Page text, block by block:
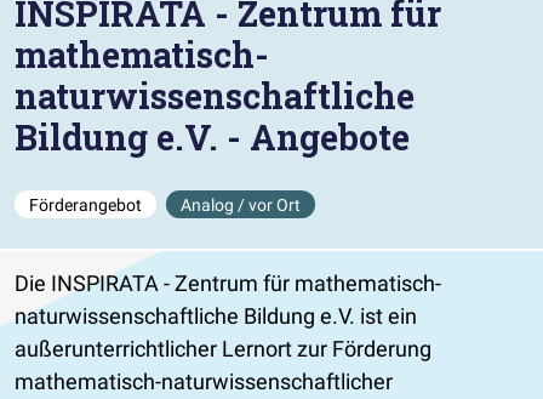
INSPIRATA - Zentrum für
mathematisch-
naturwissenschaftliche
Bildung e.V. - Angebote
Förderangebot Analog / vor Ort
Die INSPIRATA - Zentrum für mathematisch-
naturwissenschaftliche Bildung e.V. ist ein
außerunterrichtlicher Lernort zur Förderung
mathematisch-naturwissenschaftlicher